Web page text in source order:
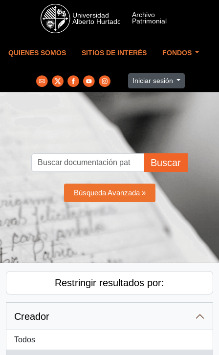
Skip to main content
QUIENES SOMOS SITIOS DE INTERÉS FONDOS
Iniciar sesión
Buscar
Búsqueda Avanzada »
Restringir resultados por:
Creador
Todos